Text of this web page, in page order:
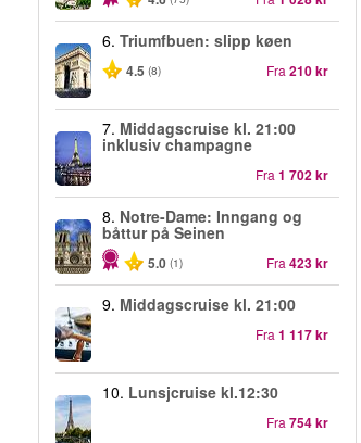
6. Triumfbuen: slipp køen
4.5 (8) Fra 210 kr
7. Middagscruise kl. 21:00
inklusiv champagne
Fra 1 702 kr
8. Notre-Dame: Inngang og
båttur på Seinen
5.0 (1) Fra 423 kr
9. Middagscruise kl. 21:00
Fra 1 117 kr
10. Lunsjcruise kl.12:30
Fra 754 kr